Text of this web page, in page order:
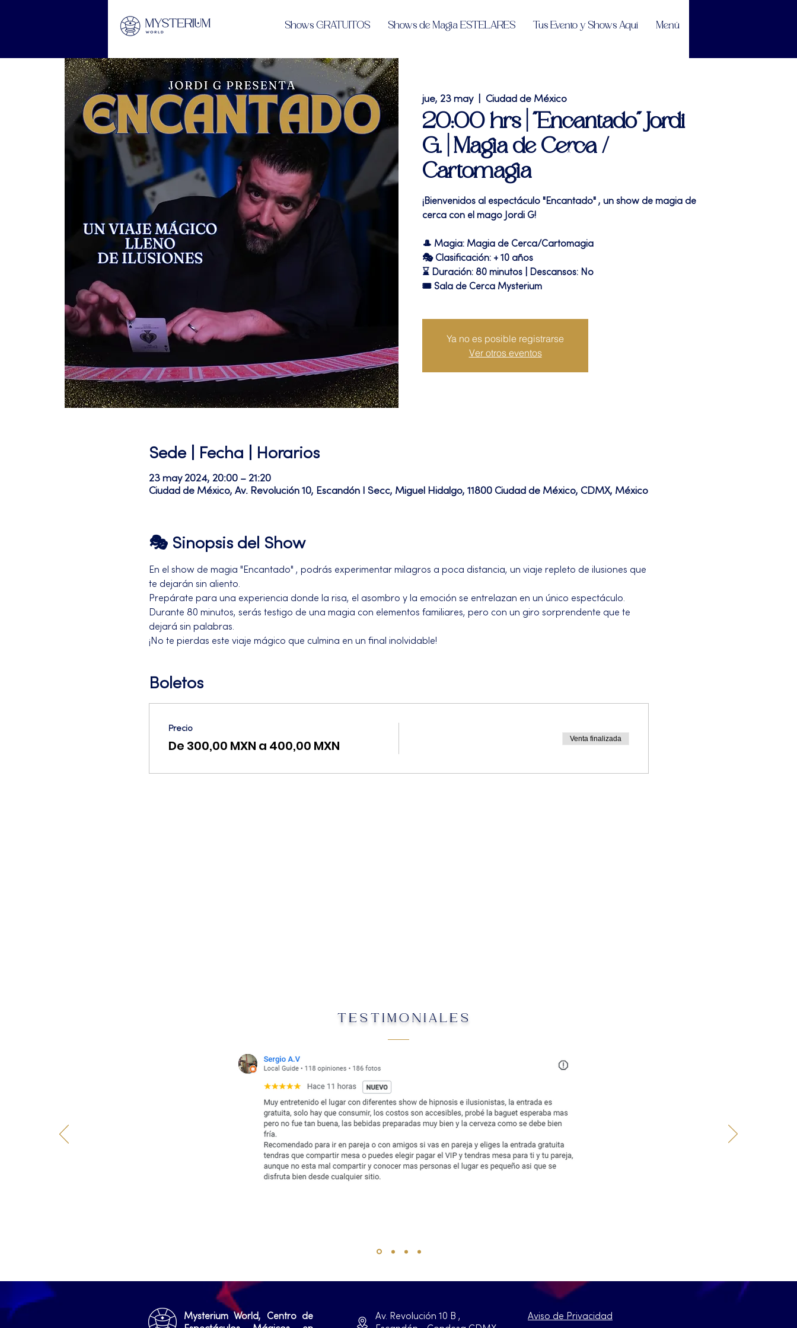
Shows GRATUITOS Shows de Magia ESTELARES Tus Evento y Shows Aquí Menú
jue, 23 may
  |
Ciudad de México
20:00 hrs | "Encantado" Jordi
G. | Magia de Cerca /
Cartomagia
¡Bienvenidos al espectáculo "Encantado" , un show de magia de
cerca con el mago Jordi G!
🎩 Magia: Magia de Cerca/Cartomagia
🎭 Clasificación: + 10 años
⌛ Duración: 80 minutos | Descansos: No
🎟 Sala de Cerca Mysterium
Ya no es posible registrarse
Ver otros eventos
Sede | Fecha | Horarios
23 may 2024, 20:00 – 21:20
Ciudad de México, Av. Revolución 10, Escandón I Secc, Miguel Hidalgo, 11800 Ciudad de México, CDMX, México
🎭 Sinopsis del Show
En el show de magia "Encantado" , podrás experimentar milagros a poca distancia, un viaje repleto de ilusiones que
te dejarán sin aliento.
Prepárate para una experiencia donde la risa, el asombro y la emoción se entrelazan en un único espectáculo.
Durante 80 minutos, serás testigo de una magia con elementos familiares, pero con un giro sorprendente que te
dejará sin palabras.
¡No te pierdas este viaje mágico que culmina en un final inolvidable!
Boletos
Precio
De 300,00 MXN a 400,00 MXN Venta finalizada
TESTIMONIALES
Mysterium World, Centro de
Av. Revolución 10 B ,
Aviso de Privacidad